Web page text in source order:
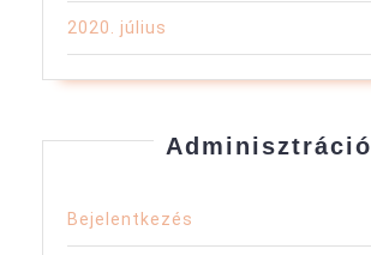
2020. július
Adminisztráció
Bejelentkezés